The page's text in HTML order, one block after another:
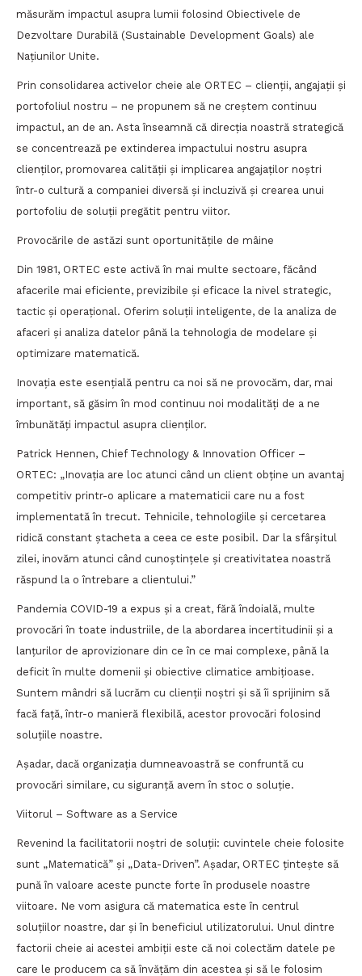
măsurăm impactul asupra lumii folosind Obiectivele de
Dezvoltare Durabilă (Sustainable Development Goals) ale
Națiunilor Unite.
Prin consolidarea activelor cheie ale ORTEC – clienții, angajații și
portofoliul nostru – ne propunem să ne creștem continuu
impactul, an de an. Asta înseamnă că direcția noastră strategică
se concentrează pe extinderea impactului nostru asupra
clienților, promovarea calității și implicarea angajaților noștri
într-o cultură a companiei diversă și incluzivă și crearea unui
portofoliu de soluții pregătit pentru viitor.
Provocările de astăzi sunt oportunitățile de mâine
Din 1981, ORTEC este activă în mai multe sectoare, făcând
afacerile mai eficiente, previzibile și eficace la nivel strategic,
tactic și operațional. Oferim soluții inteligente, de la analiza de
afaceri și analiza datelor până la tehnologia de modelare și
optimizare matematică.
Inovația este esențială pentru ca noi să ne provocăm, dar, mai
important, să găsim în mod continuu noi modalități de a ne
îmbunătăți impactul asupra clienților.
Patrick Hennen, Chief Technology & Innovation Officer –
ORTEC: „Inovația are loc atunci când un client obține un avantaj
competitiv printr-o aplicare a matematicii care nu a fost
implementată în trecut. Tehnicile, tehnologiile și cercetarea
ridică constant ștacheta a ceea ce este posibil. Dar la sfârșitul
zilei, inovăm atunci când cunoștințele și creativitatea noastră
răspund la o întrebare a clientului.”
Pandemia COVID-19 a expus și a creat, fără îndoială, multe
provocări în toate industriile, de la abordarea incertitudinii și a
lanțurilor de aprovizionare din ce în ce mai complexe, până la
deficit în multe domenii și obiective climatice ambițioase.
Suntem mândri să lucrăm cu clienții noștri și să îi sprijinim să
facă față, într-o manieră flexibilă, acestor provocări folosind
soluțiile noastre.
Așadar, dacă organizația dumneavoastră se confruntă cu
provocări similare, cu siguranță avem în stoc o soluție.
Viitorul – Software as a Service
Revenind la facilitatorii noștri de soluții: cuvintele cheie folosite
sunt „Matematică” și „Data-Driven”. Așadar, ORTEC țintește să
pună în valoare aceste puncte forte în produsele noastre
viitoare. Ne vom asigura că matematica este în centrul
soluțiilor noastre, dar și în beneficiul utilizatorului. Unul dintre
factorii cheie ai acestei ambiții este că noi colectăm datele pe
care le producem ca să învățăm din acestea și să le folosim